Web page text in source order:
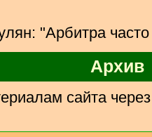
"Арбитра
Архив
сайта